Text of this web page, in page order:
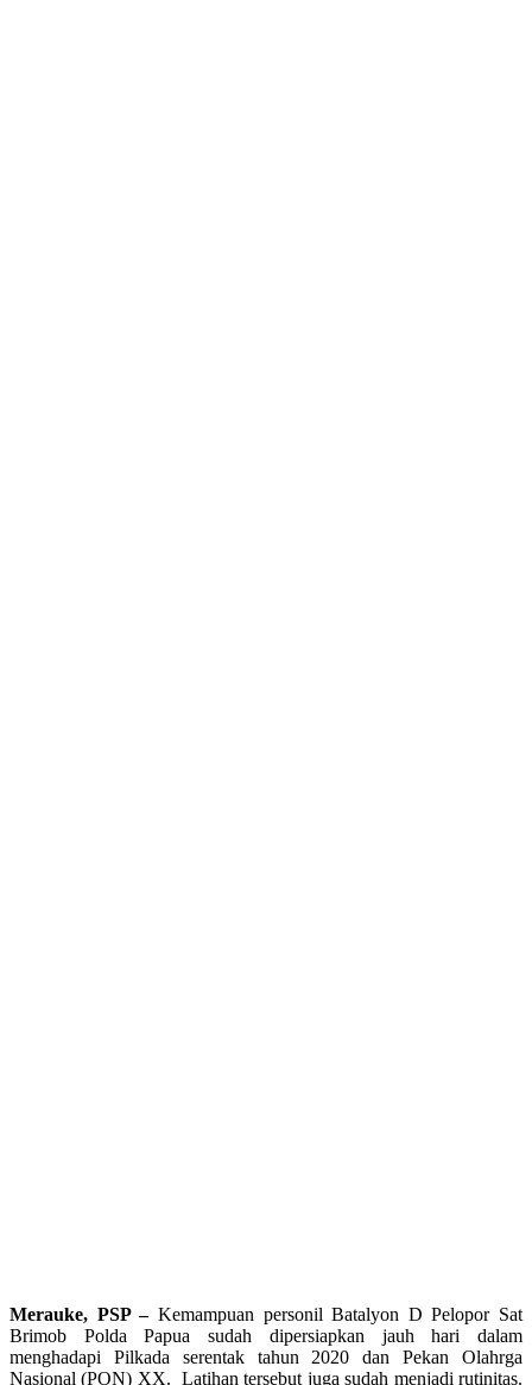
Merauke, PSP –Kemampuan personil Batalyon D Pelopor Sat
Brimob Polda Papua sudah dipersiapkan jauh hari dalam
menghadapi Pilkada serentak tahun 2020 dan Pekan Olahrga
Nasional (PON) XX. Latihan tersebut juga sudah menjadi rutinitas.